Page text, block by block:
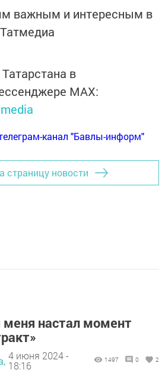
важным и интересным в
Татмедиа
в
MАХ:
канал "Бавлы-информ"
страницу новости
меня настал момент
4 июня 2024 -
18:16
1497 0 2